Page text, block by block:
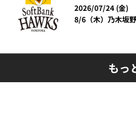
2026/07/24 (金)
8/6（木）乃木坂
もっ